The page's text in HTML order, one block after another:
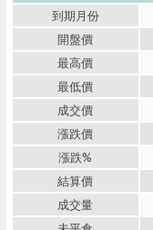
到期月份
開盤價
最高價
最低價
成交價
漲跌價
漲跌%
結算價
成交量